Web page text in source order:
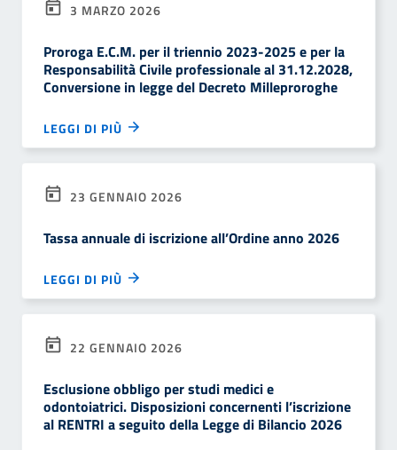
3 MARZO 2026
Proroga E.C.M. per il triennio 2023-2025 e per la
Responsabilità Civile professionale al 31.12.2028,
Conversione in legge del Decreto Milleproroghe
LEGGI DI PIÙ
23 GENNAIO 2026
Tassa annuale di iscrizione all’Ordine anno 2026
LEGGI DI PIÙ
22 GENNAIO 2026
Esclusione obbligo per studi medici e
odontoiatrici. Disposizioni concernenti l’iscrizione
al RENTRI a seguito della Legge di Bilancio 2026